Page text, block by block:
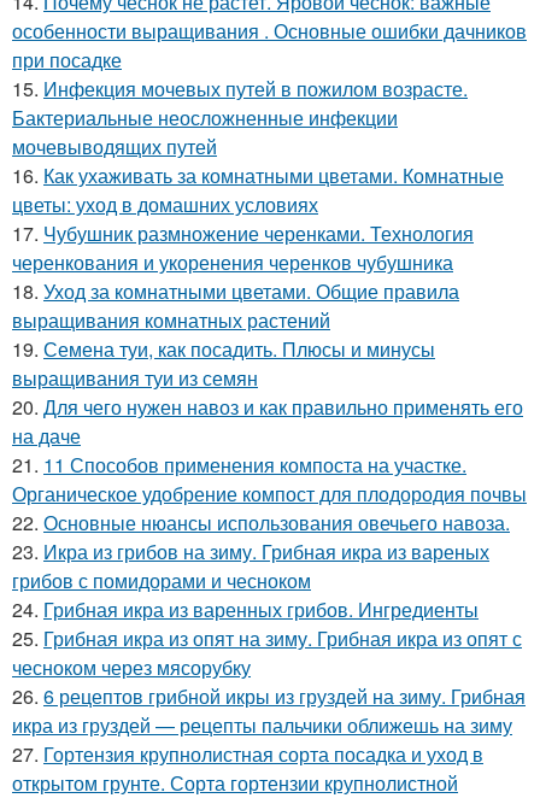
особенности выращивания . Основные ошибки дачников
при посадке
15. Инфекция мочевых путей в пожилом возрасте.
Бактериальные неосложненные инфекции
мочевыводящих путей
16. Как ухаживать за комнатными цветами. Комнатные
цветы: уход в домашних условиях
17. Чубушник размножение черенками. Технология
черенкования и укоренения черенков чубушника
18. Уход за комнатными цветами. Общие правила
выращивания комнатных растений
19. Семена туи, как посадить. Плюсы и минусы
выращивания туи из семян
20. Для чего нужен навоз и как правильно применять его
на даче
21. 11 Способов применения компоста на участке.
Органическое удобрение компост для плодородия почвы
22. Основные нюансы использования овечьего навоза.
23. Икра из грибов на зиму. Грибная икра из вареных
грибов с помидорами и чесноком
24. Грибная икра из варенных грибов. Ингредиенты
25. Грибная икра из опят на зиму. Грибная икра из опят с
чесноком через мясорубку
26. 6 рецептов грибной икры из груздей на зиму. Грибная
икра из груздей — рецепты пальчики оближешь на зиму
27. Гортензия крупнолистная сорта посадка и уход в
открытом грунте. Сорта гортензии крупнолистной